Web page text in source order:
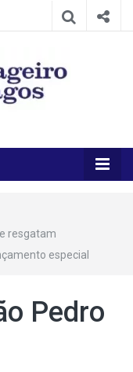
Lagos
resgatam
especial
Pedro